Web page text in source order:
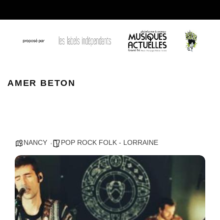
AMER BETON
NANCY POP ROCK FOLK - LORRAINE